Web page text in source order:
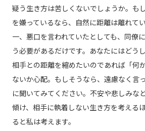
疑う生き方は苦しくないでしょうか。も
を嫌っているなら、自然に距離は離れて
一、悪口を言われていたとしても、同僚
う必要があるだけです。あなたにはどう
相手との距離を縮めたいのであれば「何
ないか心配。もしそうなら、遠慮なく言
に聞いてみてください。不安や悲しみな
傾け、相手に執着しない生き方を考える
ると私は考えます。